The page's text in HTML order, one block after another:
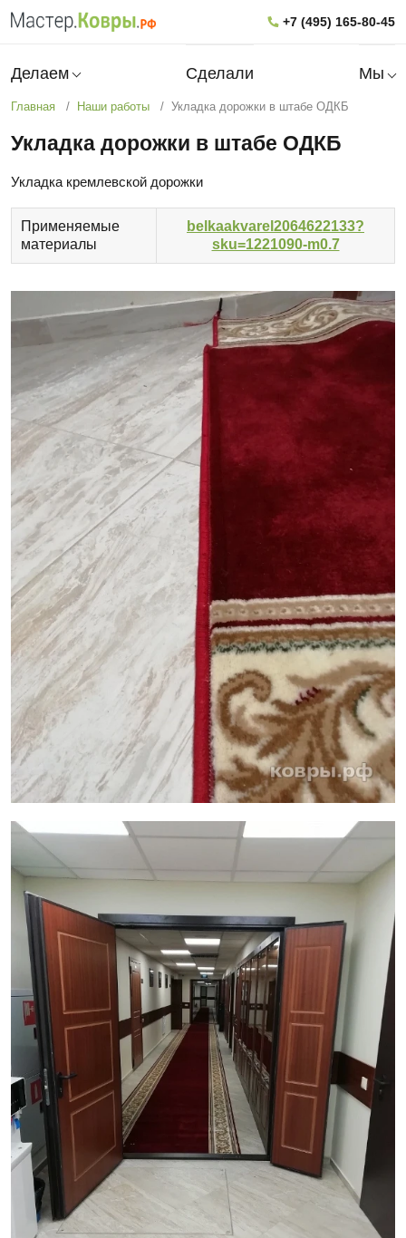
+7 (495) 165-80-45
Делаем Сделали Мы
Главная Наши работы Укладка дорожки в штабе ОДКБ
Укладка дорожки в штабе ОДКБ
Укладка кремлевской дорожки
Применяемые
материалы
belkaakvarel2064622133?
sku=1221090-m0.7